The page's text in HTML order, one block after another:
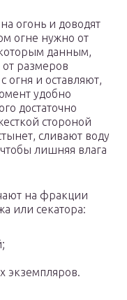
огонь и доводят
огне нужно от
данным,
от размеров
и оставляют,
удобно
достаточно
стороной
сливают воду
лишняя влага
на фракции
или секатора:
экземпляров.